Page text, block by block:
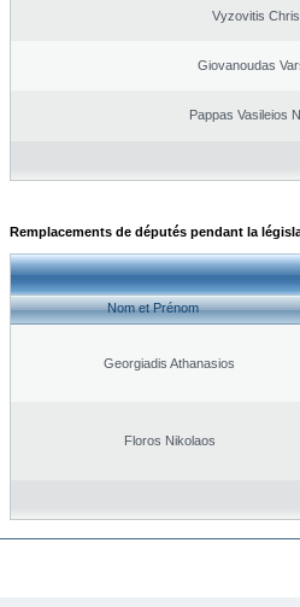
Vyzovitis
Giovanoudas
Pappas Vasileios
Remplacements de députés pendant la
Nom et Prénom
Georgiadis Athanasios
Floros Nikolaos